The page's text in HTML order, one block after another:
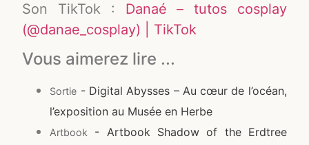
Son TikTok : Danaé – tutos cosplay
(@danae_cosplay) | TikTok
Vous aimerez lire ...
Sortie - Digital Abysses – Au cœur de l’océan,
l’exposition au Musée en Herbe
Artbook
- Artbook Shadow of the Erdtree